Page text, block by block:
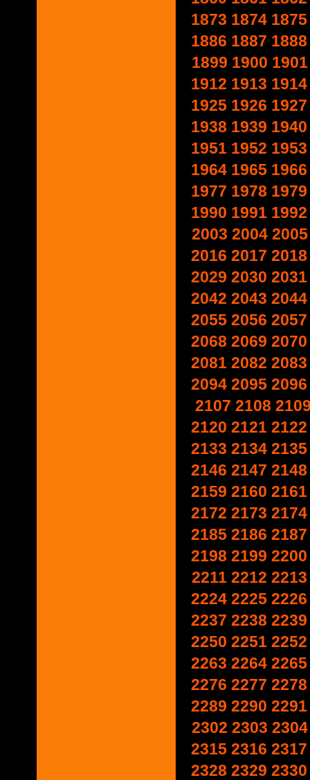
1873 1874 1875
1886 1887 1888
1899 1900 1901
1912 1913 1914
1925 1926 1927
1938 1939 1940
1951 1952 1953
1964 1965 1966
1977 1978 1979
1990 1991 1992
2003 2004 2005
2016 2017 2018
2029 2030 2031
2042 2043 2044
2055 2056 2057
2068 2069 2070
2081 2082 2083
2094 2095 2096
2107 2108
2120 2121 2122
2133 2134 2135
2146 2147 2148
2159 2160 2161
2172 2173 2174
2185 2186 2187
2198 2199 2200
2211 2212 2213
2224 2225 2226
2237 2238 2239
2250 2251 2252
2263 2264 2265
2276 2277 2278
2289 2290 2291
2302 2303 2304
2315 2316 2317
2328 2329 2330